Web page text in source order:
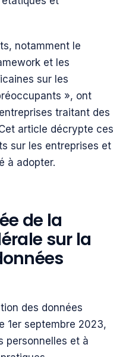
notamment le
et les
sur les
», ont
traitant des
article décrypte ces
sur les entreprises et
à adopter.
de la
sur la
des données
1er septembre 2023,
personnelles et à